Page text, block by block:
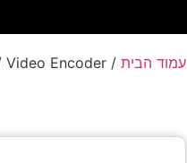
עמוד הבית /
Video Encoder